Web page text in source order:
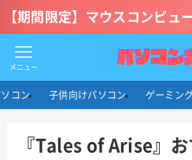
【期間限定】マウスコンピュ
メニュー
コン 子供向けパソコン ゲーミン
『Tales of Arise』